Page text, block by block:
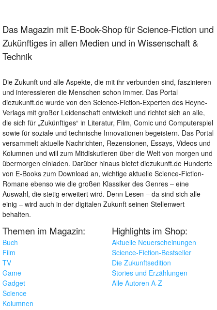
Das Magazin mit E-Book-Shop für Science-Fiction und
Zukünftiges in allen Medien und in Wissenschaft &
Technik
Die Zukunft und alle Aspekte, die mit ihr verbunden sind, faszinieren
und interessieren die Menschen schon immer. Das Portal
diezukunft.de wurde von den Science-Fiction-Experten des Heyne-
Verlags mit großer Leidenschaft entwickelt und richtet sich an alle,
die sich für „Zukünftiges“ in Literatur, Film, Comic und Computerspiel
sowie für soziale und technische Innovationen begeistern. Das Portal
versammelt aktuelle Nachrichten, Rezensionen, Essays, Videos und
Kolumnen und will zum Mitdiskutieren über die Welt von morgen und
übermorgen einladen. Darüber hinaus bietet diezukunft.de Hunderte
von E-Books zum Download an, wichtige aktuelle Science-Fiction-
Romane ebenso wie die großen Klassiker des Genres – eine
Auswahl, die stetig erweitert wird. Denn Lesen – da sind sich alle
einig – wird auch in der digitalen Zukunft seinen Stellenwert
behalten.
Themen im Magazin:
Buch
Film
TV
Game
Gadget
Science
Kolumnen
Highlights im Shop:
Aktuelle Neuerscheinungen
Science-Fiction-Bestseller
Die Zukunftsedition
Stories und Erzählungen
Alle Autoren A-Z